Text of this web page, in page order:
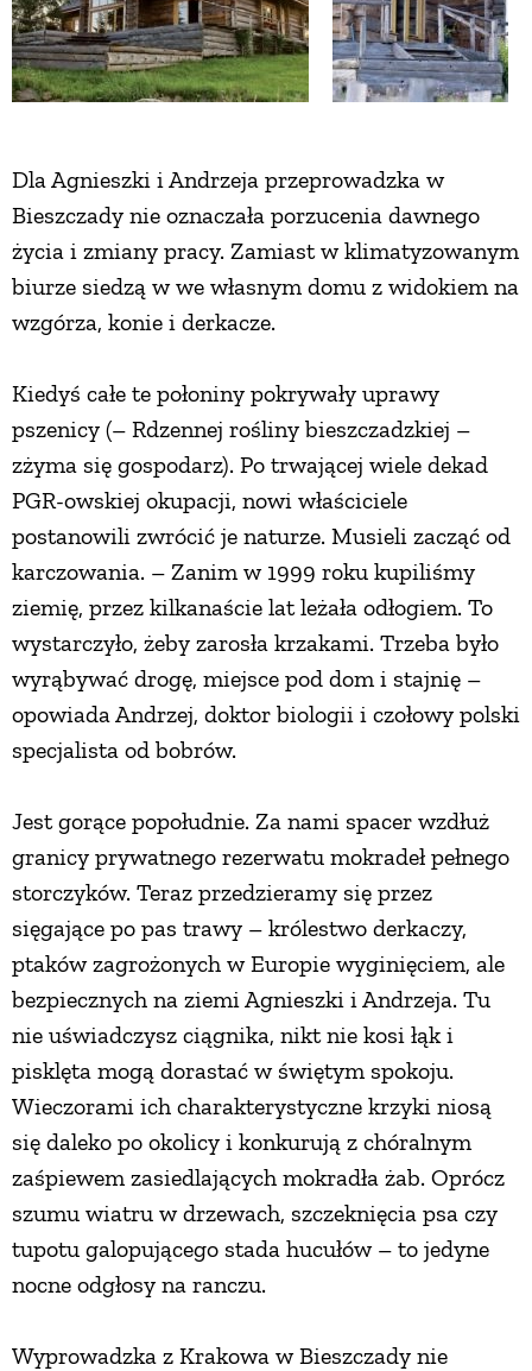
Dla Agnieszki i Andrzeja przeprowadzka w
Bieszczady nie oznaczała porzucenia dawnego
życia i zmiany pracy. Zamiast w klimatyzowanym
biurze siedzą w we własnym domu z widokiem na
wzgórza, konie i derkacze.
Kiedyś całe te połoniny pokrywały uprawy
pszenicy (– Rdzennej rośliny bieszczadzkiej –
zżyma się gospodarz). Po trwającej wiele dekad
PGR-owskiej okupacji, nowi właściciele
postanowili zwrócić je naturze. Musieli zacząć od
karczowania. – Zanim w 1999 roku kupiliśmy
ziemię, przez kilkanaście lat leżała odłogiem. To
wystarczyło, żeby zarosła krzakami. Trzeba było
wyrąbywać drogę, miejsce pod dom i stajnię –
opowiada Andrzej, doktor biologii i czołowy polski
specjalista od bobrów.
Jest gorące popołudnie. Za nami spacer wzdłuż
granicy prywatnego rezerwatu mokradeł pełnego
storczyków. Teraz przedzieramy się przez
sięgające po pas trawy – królestwo derkaczy,
ptaków zagrożonych w Europie wyginięciem, ale
bezpiecznych na ziemi Agnieszki i Andrzeja. Tu
nie uświadczysz ciągnika, nikt nie kosi łąk i
pisklęta mogą dorastać w świętym spokoju.
Wieczorami ich charakterystyczne krzyki niosą
się daleko po okolicy i konkurują z chóralnym
zaśpiewem zasiedlających mokradła żab. Oprócz
szumu wiatru w drzewach, szczeknięcia psa czy
tupotu galopującego stada hucułów – to jedyne
nocne odgłosy na ranczu.
Wyprowadzka z Krakowa w Bieszczady nie
RĘKODZIEŁO
ZWYCZAJE
ZRÓB TO SAM
ŚNIADANIA
PRZYSTAWKI
ZUPY
DANIA GŁÓWNE
CIASTA I DESERY
PRZETWORY
INNE